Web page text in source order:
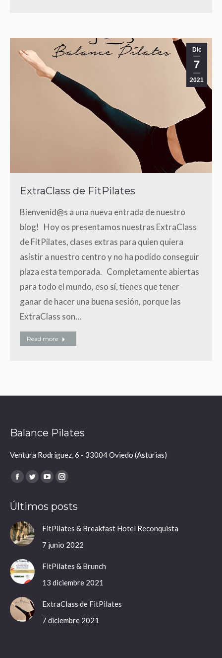
Dic
7
2021
ExtraClass de FitPilates
Bienvenid@s a una nueva entrada de nuestro
blog! Hoy os presentamos nuestras ExtraClass
de FitPilates, clases extras para quien quiera
asistir a nuestro centro y no ha podido conseguir
plaza esta temporada. Completamente abiertas
para todo el mundo, eso sí, tienes que tener
ganar de hacer una buena sesión, porque las
ExtraClass son…
Read more
Balance Pilates
Ventura Rodríguez, 6 - 33004 Oviedo (Asturias)
Encuéntranos en:
Facebook
opens
in
new
window
Twitter
opens
new
window
YouTube
opens
new
window
Instagram
opens
new
window
Últimos posts
FitPilates & Breakfast Hotel Reconquista
7 junio 2022
FitPilates & Brunch
13 diciembre 2021
ExtraClass de FitPilates
7 diciembre 2021